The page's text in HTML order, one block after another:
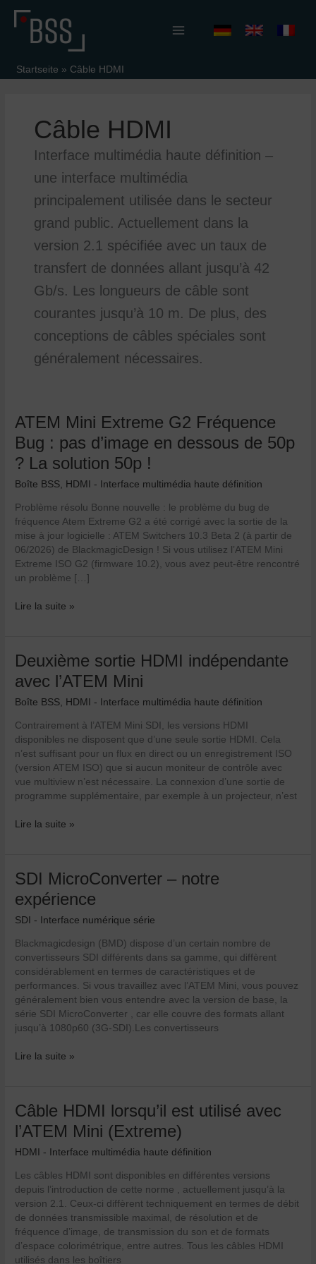
contenu
Startseite » Câble HDMI
Câble HDMI
Interface multimédia haute définition –
une interface multimédia
principalement utilisée dans le secteur
grand public. Actuellement dans la
version 2.1 spécifiée avec un taux de
transfert de données allant jusqu’à 42
Gb/s. Les longueurs de câble sont
courantes jusqu’à 10 m. De plus, des
conceptions de câbles spéciales sont
généralement nécessaires.
ATEM Mini Extreme G2 Fréquence
Bug : pas d’image en dessous de 50p
? La solution 50p !
Boîte BSS, HDMI - Interface multimédia haute définition
Problème résolu Bonne nouvelle : le problème du bug de
fréquence Atem Extreme G2 a été corrigé avec la sortie de la
mise à jour logicielle : ATEM Switchers 10.3 Beta 2 (à partir de
06/2026) de BlackmagicDesign ! Si vous utilisez l’ATEM Mini
Extreme ISO G2 (firmware 10.2), vous avez peut-être rencontré
un problème […]
ATEM
Extreme
G2
Bug
:
pas
d’image
en
dessous
de
?Lire la suite »
Deuxième sortie HDMI indépendante
avec l’ATEM Mini
Boîte BSS, HDMI - Interface multimédia haute définition
Contrairement à l’ATEM Mini SDI, les versions HDMI
disponibles ne disposent que d’une seule sortie HDMI. Cela
n’est suffisant pour un flux en direct ou un enregistrement ISO
(version ATEM ISO) que si aucun moniteur de contrôle avec
vue multiview n’est nécessaire. La connexion d’une sortie de
programme supplémentaire, par exemple à un projecteur, n’est
Deuxième
HDMI
indépendante
l’ATEM
Mini
Lire la suite »
SDI MicroConverter – notre
expérience
SDI - Interface numérique série
Blackmagicdesign (BMD) dispose d’un certain nombre de
convertisseurs SDI différents dans sa gamme, qui diffèrent
considérablement en termes de caractéristiques et de
performances. Si vous travaillez avec l’ATEM Mini, vous pouvez
généralement bien vous entendre avec la version de base, la
série SDI MicroConverter , car elle couvre des formats allant
jusqu’à 1080p60 (3G-SDI).Les convertisseurs
SDI
–
notre
Lire la suite »
Câble HDMI lorsqu’il est utilisé avec
l’ATEM Mini (Extreme)
HDMI - Interface multimédia haute définition
Les câbles HDMI sont disponibles en différentes versions
depuis l’introduction de cette norme , actuellement jusqu’à la
version 2.1. Ceux-ci diffèrent techniquement en termes de débit
de données transmissible maximal, de résolution et de
fréquence d’image, de transmission du son et de formats
d’espace colorimétrique, entre autres. Tous les câbles HDMI
utilisés dans les boîtiers
Câble
lorsqu’il
est
avec
l’ATEM
Mini
(Extreme)